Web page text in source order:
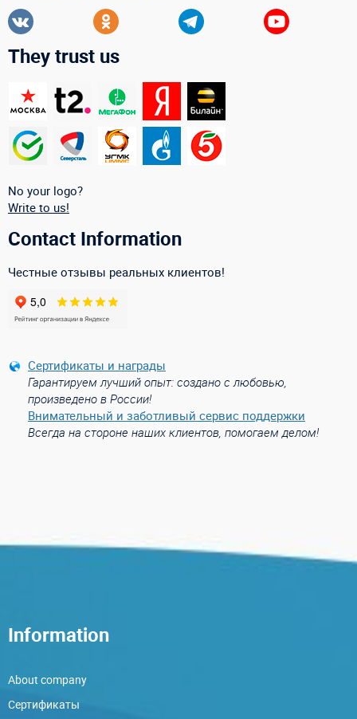
They trust us
No your logo?
Write to us!
Contact Information
Честные отзывы реальных клиентов!
Сертификаты и награды
Гарантируем лучший опыт: создано с любовью,
произведено в России!
Внимательный и заботливый сервис поддержки
Всегда на стороне наших клиентов, помогаем делом!
Information
About company
Сертификаты